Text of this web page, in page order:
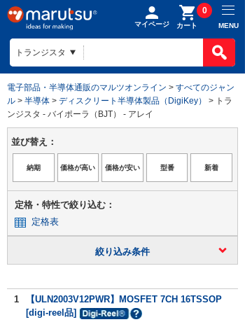
マイページ カート
0
MENU
電子部品・半導体通販のマルツオンライン > すべてのジャン
ル > 半導体 > ディスクリート半導体製品（DigiKey）
> トラ
ンジスタ - バイポーラ（BJT） - アレイ
並び替え：
定格・特性で絞り込む：
定格表
絞り込み条件
1
【ULN2003V12PWR】MOSFET 7CH 16TSSOP
[digi-reel品]